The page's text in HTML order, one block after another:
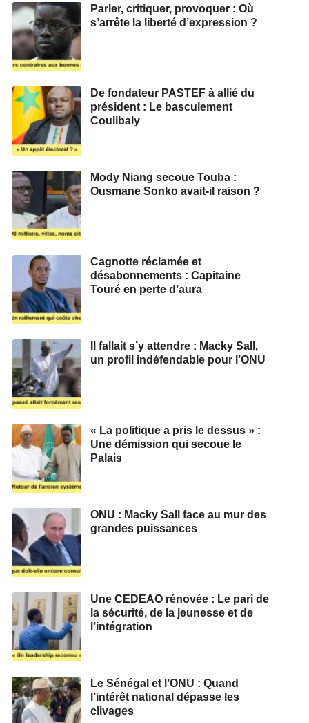
Parler, critiquer, provoquer : Où
s’arrête la liberté d’expression ?
De fondateur PASTEF à allié du
président : Le basculement
Coulibaly
Mody Niang secoue Touba :
Ousmane Sonko avait-il raison ?
Cagnotte réclamée et
désabonnements : Capitaine
Touré en perte d’aura
Il fallait s’y attendre : Macky Sall,
un profil indéfendable pour l’ONU
« La politique a pris le dessus » :
Une démission qui secoue le
Palais
ONU : Macky Sall face au mur des
grandes puissances
Une CEDEAO rénovée : Le pari de
la sécurité, de la jeunesse et de
l’intégration
Le Sénégal et l’ONU : Quand
l’intérêt national dépasse les
clivages